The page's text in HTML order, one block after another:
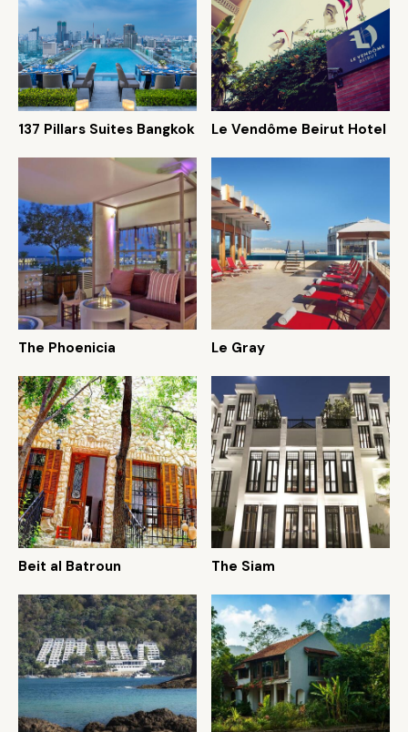
137 Pillars Suites Bangkok Le Vendôme Beirut Hotel
The Phoenicia Le Gray
Beit al Batroun The Siam